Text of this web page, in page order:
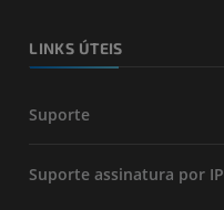
LINKS ÚTEIS
Suporte
Suporte assinatura por IP